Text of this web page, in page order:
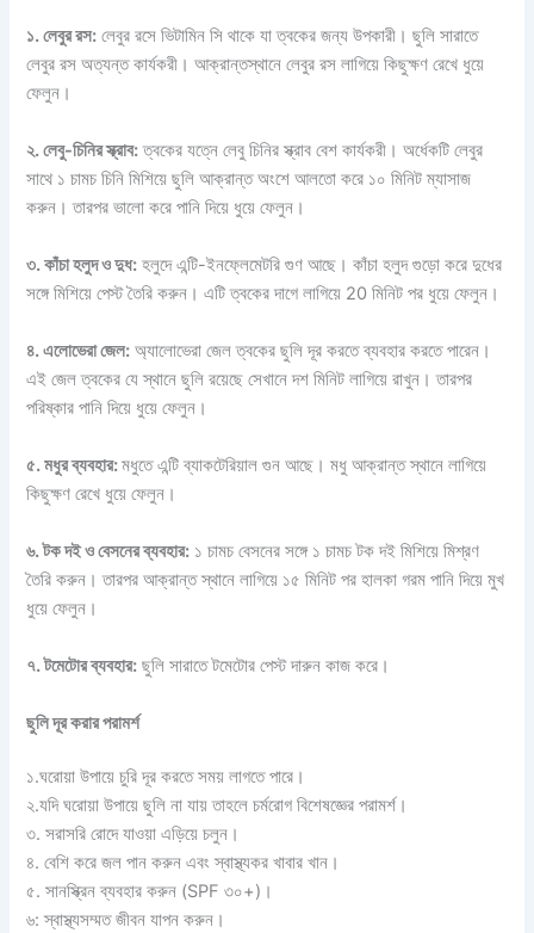
১. লেবুর রস: লেবুর রসে ভিটামিন সি থাকে যা ত্বকের জন্য উপকারী। ছুলি সারাতে
লেবুর রস অত্যন্ত কার্যকরী। আক্রান্তস্থানে লেবুর রস লাগিয়ে কিছুক্ষণ রেখে ধুয়ে
ফেলুন।
২. লেবু-চিনির স্ক্রাব:ত্বকের যত্নে লেবু চিনির স্ক্রাব বেশ কার্যকরী। অর্ধেকটি লেবুর
সাথে ১ চামচ চিনি মিশিয়ে ছুলি আক্রান্ত অংশে আলতো করে ১০ মিনিট ম্যাসাজ
করুন। তারপর ভালো করে পানি দিয়ে ধুয়ে ফেলুন।
৩. কাঁচা হলুদ ও দুধ: হলুদে এন্টি-ইনফ্লেমেটরি গুণ আছে। কাঁচা হলুদ গুড়ো করে দুধের
সঙ্গে মিশিয়ে পেস্ট তৈরি করুন। এটি ত্বকের দাগে লাগিয়ে 20 মিনিট পর ধুয়ে ফেলুন।
৪. এলোভেরা জেল: অ্যালোভেরা জেল ত্বকের ছুলি দূর করতে ব্যবহার করতে পারেন।
এই জেল ত্বকের যে স্থানে ছুলি রয়েছে সেখানে দশ মিনিট লাগিয়ে রাখুন। তারপর
পরিষ্কার পানি দিয়ে ধুয়ে ফেলুন।
৫. মধুর ব্যবহার:মধুতে এন্টি ব্যাকটেরিয়াল গুন আছে। মধু আক্রান্ত স্থানে লাগিয়ে
কিছুক্ষণ রেখে ধুয়ে ফেলুন।
৬. টক দই ও বেসনের ব্যবহার: ১ চামচ বেসনের সঙ্গে ১ চামচ টক দই মিশিয়ে মিশ্রণ
তৈরি করুন। তারপর আক্রান্ত স্থানে লাগিয়ে ১৫ মিনিট পর হালকা গরম পানি দিয়ে মুখ
ধুয়ে ফেলুন।
৭. টমেটোর ব্যবহার: ছুলি সারাতে টমেটোর পেস্ট দারুন কাজ করে।
ছুলি দূর করার পরামর্শ
১.ঘরোয়া উপায়ে চুরি দূর করতে সময় লাগতে পারে।
২.যদি ঘরোয়া উপায়ে ছুলি না যায় তাহলে চর্মরোগ বিশেষজ্ঞের পরামর্শ।
৩. সরাসরি রোদে যাওয়া এড়িয়ে চলুন।
৪. বেশি করে জল পান করুন এবং স্বাস্থ্যকর খাবার খান।
৫. সানস্ক্রিন ব্যবহার করুন (SPF ৩০+)।
৬: স্বাস্থ্যসম্মত জীবন যাপন করুন।